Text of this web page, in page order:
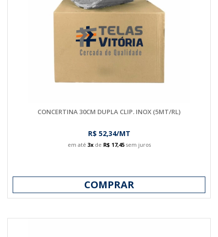
CONCERTINA 30CM DUPLA CLIP. INOX (5MT/RL)
R$ 52,34/MT
em até 3xde R$ 17,45sem juros
COMPRAR